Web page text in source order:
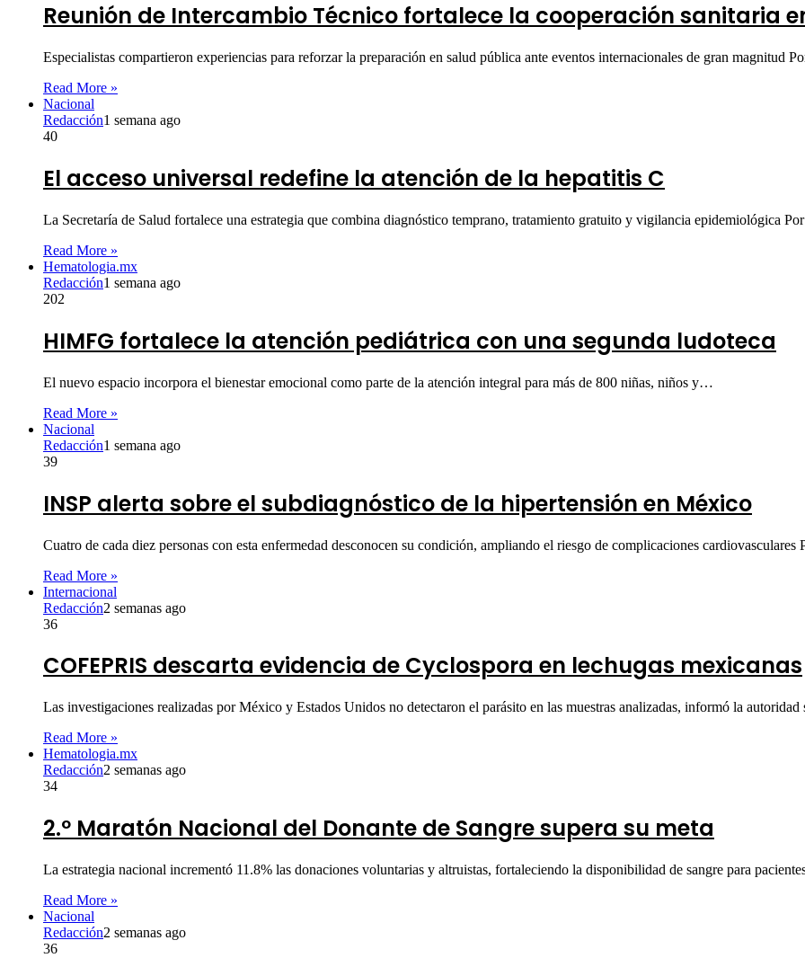
Reunión de Intercambio Técnico fortalece la cooperación sanitaria
Especialistas compartieron experiencias para reforzar la preparación en salud pública ante eventos internacionales de gran magnitud
Read More »
Nacional
Redacción1 semana ago
40
El acceso universal redefine la atención de la hepatitis C
La Secretaría de Salud fortalece una estrategia que combina diagnóstico temprano, tratamiento gratuito y vigilancia epidemiológica
Read More »
Hematologia.mx
Redacción1 semana ago
202
HIMFG fortalece la atención pediátrica con una segunda ludoteca
El nuevo espacio incorpora el bienestar emocional como parte de la atención integral para más de 800 niñas, niños y…
Read More »
Nacional
Redacción1 semana ago
39
INSP alerta sobre el subdiagnóstico de la hipertensión en México
Cuatro de cada diez personas con esta enfermedad desconocen su condición, ampliando el riesgo de complicaciones
Read More »
Internacional
Redacción2 semanas ago
36
COFEPRIS descarta evidencia de Cyclospora en lechugas mexicanas
Las investigaciones realizadas por México y Estados Unidos no detectaron el parásito en las muestras analizadas, informó la
Read More »
Hematologia.mx
Redacción2 semanas ago
34
2.º Maratón Nacional del Donante de Sangre supera su meta
La estrategia nacional incrementó 11.8% las donaciones voluntarias y altruistas, fortaleciendo la disponibilidad de sangre para
Read More »
Nacional
Redacción2 semanas ago
36